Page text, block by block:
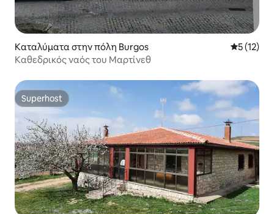
Καταλύματα στην πόλη Burgos Μέση
5 (12)
Καθεδρικός ναός του Μαρτίνεθ
Superhost
Superhost